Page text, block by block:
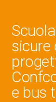
Esponi
Blog
Eventi
sicure
e bus